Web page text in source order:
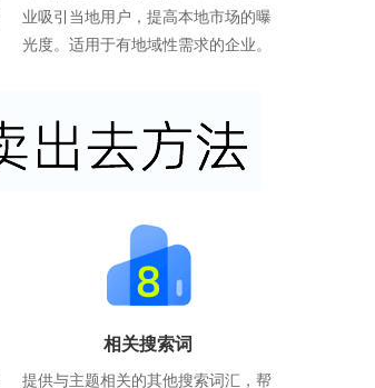
业吸引当地用户，提高本地市场的曝
光度。适用于有地域性需求的企业。
相关搜索词
提供与主题相关的其他搜索词汇，帮